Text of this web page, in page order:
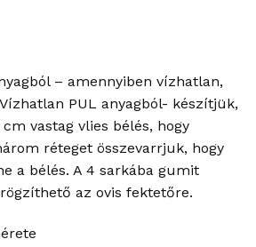
– amennyiben vízhatlan,
PUL anyagból- készítjük,
vastag vlies bélés, hogy
réteget összevarrjuk, hogy
a bélés. A 4 sarkába gumit
az ovis fektetőre.